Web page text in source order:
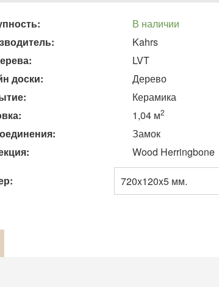
В наличии
Kahrs
LVT
доски:
Дерево
Керамика
1,04 м2
Замок
Wood Herringbone